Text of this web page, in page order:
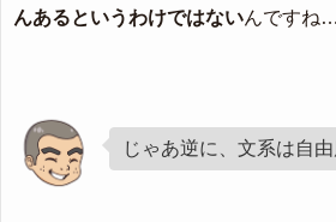
んあるというわけではないんですね
じゃあ逆に、文系は自